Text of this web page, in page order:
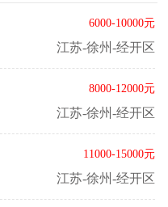
6000-10000元
江苏-徐州-经开区
8000-12000元
江苏-徐州-经开区
11000-15000元
江苏-徐州-经开区